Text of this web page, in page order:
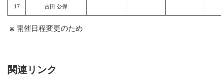
17 古田 公保
開催日程変更のため
関連リンク